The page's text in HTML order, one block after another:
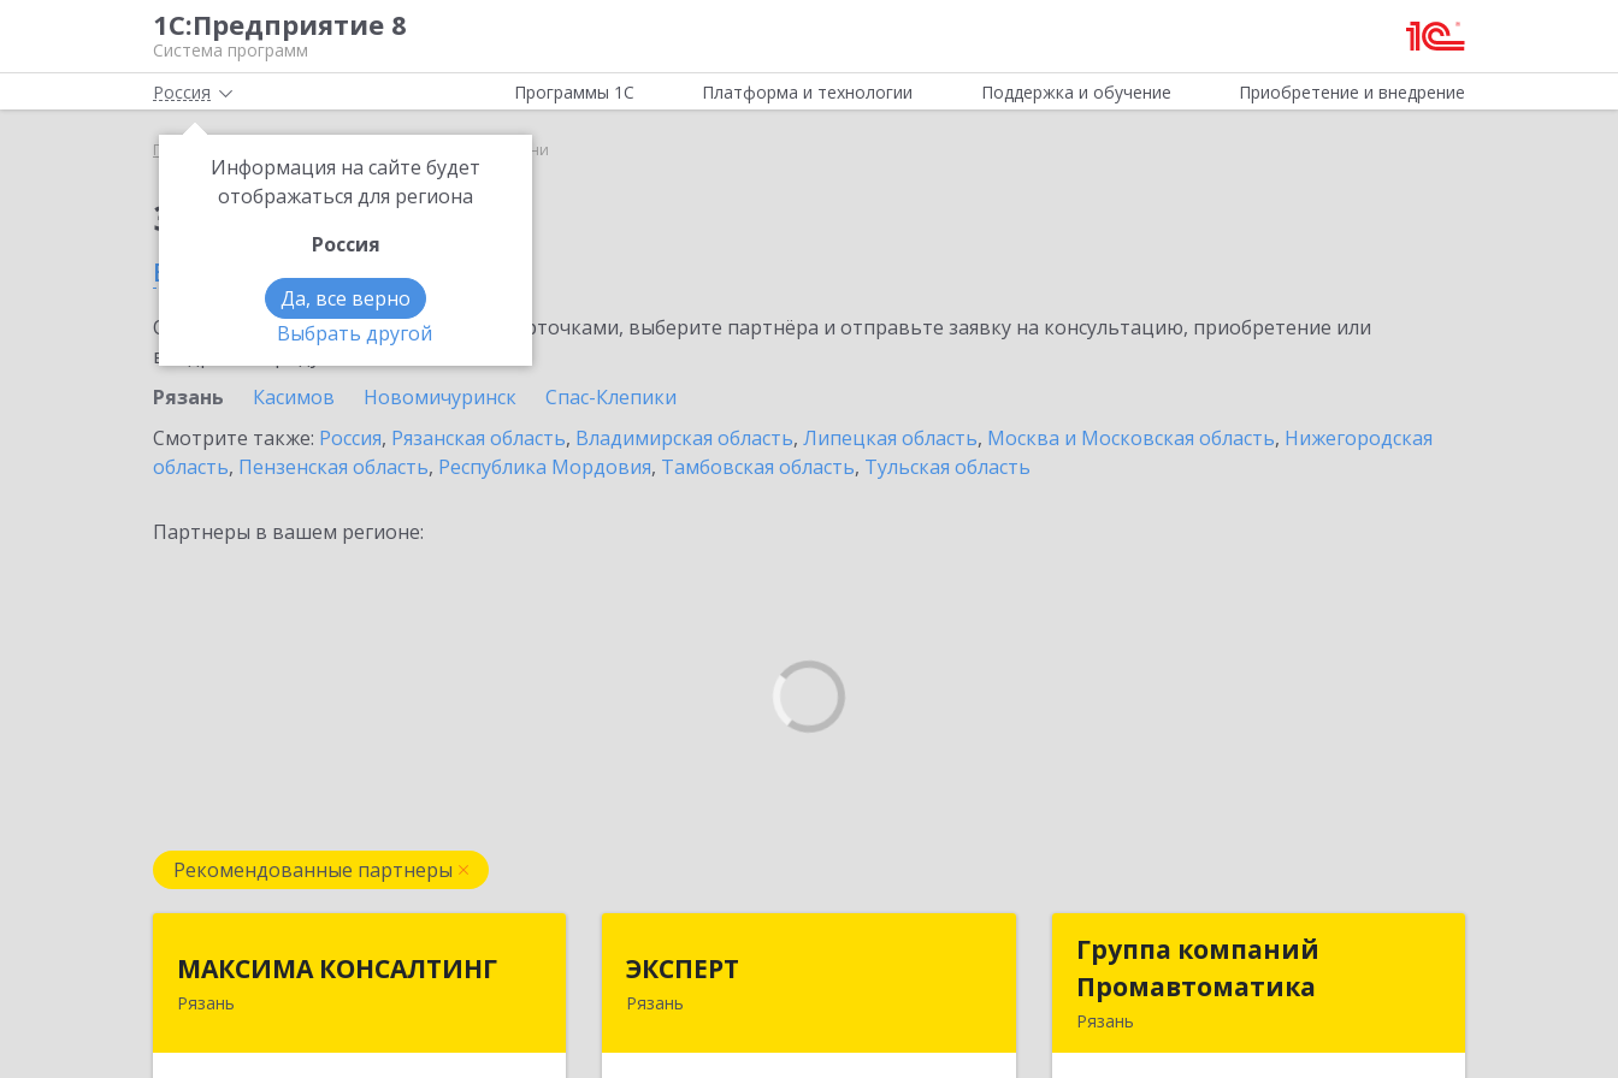
1С:Предприятие 8
Система программ
Россия
Информация на сайте будет
отображаться для региона
Россия
Да, все верно
Выбрать другой
Программы 1С Платформа и технологии Поддержка и обучение Приобретение и внедрение
Главная 1С-ЭТП в Рязани
Заказать 1С-ЭТП
в Рязани
Ознакомьтесь с информационными карточками, выберите партнёра и отправьте заявку на консультацию, приобретение или
внедрение продукта.
Рязань
Касимов Новомичуринск
Спас-Клепики
Смотрите также: Россия, Рязанская область, Владимирская область, Липецкая область, Москва и Московская область, Нижегородская
область, Пензенская область, Республика Мордовия, Тамбовская область, Тульская область
Партнеры в вашем регионе:
Рекомендованные партнеры
МАКСИМА КОНСАЛТИНГ
Рязань
ЭКСПЕРТ
Рязань
Группа компаний
Промавтоматика
Рязань
Группа компаний
Промавтоматика